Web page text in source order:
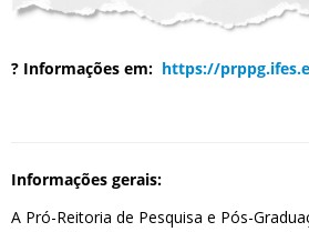
? Informações em: https://
Informações gerais:
A Pró-Reitoria de Pesquisa e Pós-